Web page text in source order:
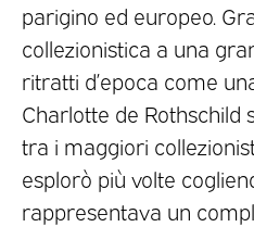
parigino ed europeo.
collezionistica a una
ritratti d’epoca come
Charlotte de Rothschild
tra i maggiori
esplorò più volte
rappresentava un